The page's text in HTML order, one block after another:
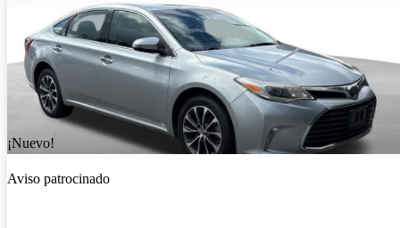
¡Nuevo!
Aviso patrocinado